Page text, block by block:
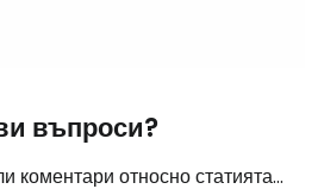
въпроси?
коментари относно статията...